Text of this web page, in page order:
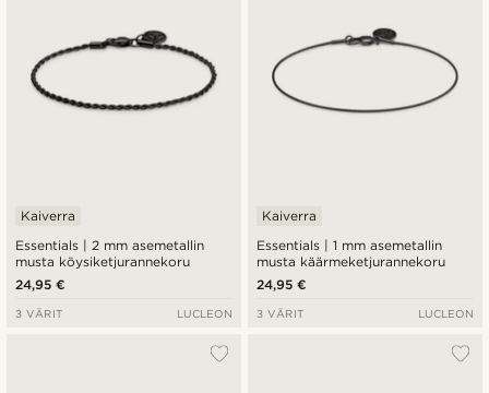
Essentials | 2 mm asemetallin
musta köysiketjurannekoru
Kaiverra
24,95 €
3 VÄRIT LUCLEON
Essentials | 1 mm asemetallin
musta käärmeketjurannekoru
Kaiverra
24,95 €
3 VÄRIT LUCLEON